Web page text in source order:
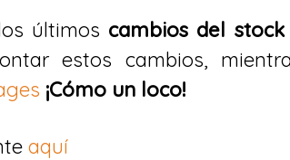
últimos cambios del stock
estos cambios,
¡Cómo un loco!
aquí